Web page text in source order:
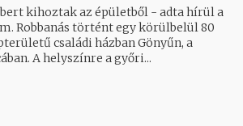
kihoztak az épületből - adta hírül a
80
családi házban Gönyűn, a
A helyszínre a győri...